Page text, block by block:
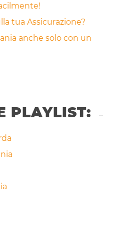
tua Assicurazione?
anche solo con un
PLAYLIST: